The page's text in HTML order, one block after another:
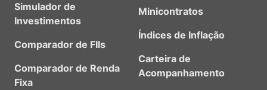
Simulador de
Investimentos
Comparador de FIIs
Comparador de Renda
Fixa
Minicontratos
Índices de Inflação
Carteira de
Acompanhamento